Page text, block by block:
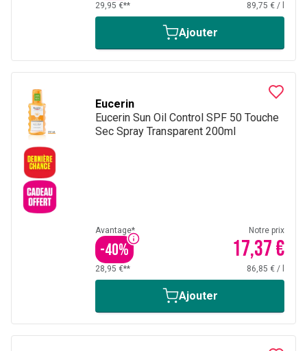
29,95 €** 89,75 € /
Ajouter
Eucerin
Eucerin Sun Oil Control SPF 50 Touche
Sec Spray Transparent 200ml
Avantage*
-40%
Notre prix
17,37 €
28,95 €** 86,85 € /
Ajouter